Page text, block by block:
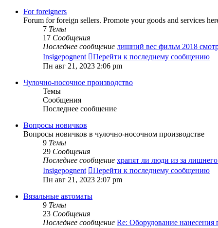
For foreigners
Forum for foreign sellers. Promote your goods and services
7 Темы
17 Сообщения
Последнее сообщение лишний вес фильм 2018
Insigepognent
Перейти к последнему сообщению
Пн авг 21, 2023 2:06 pm
Чулочно-носочное производство
Темы
Сообщения
Последнее сообщение
Вопросы новичков
Вопросы новичков в чулочно-носочном производстве
9 Темы
29 Сообщения
Последнее сообщение храпят ли люди из за
Insigepognent
Перейти к последнему сообщению
Пн авг 21, 2023 2:07 pm
Вязальные автоматы
9 Темы
23 Сообщения
Последнее сообщение Re: Оборудование